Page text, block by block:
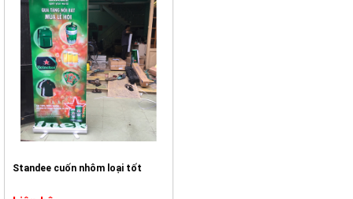
Standee cuốn nhôm loại tốt